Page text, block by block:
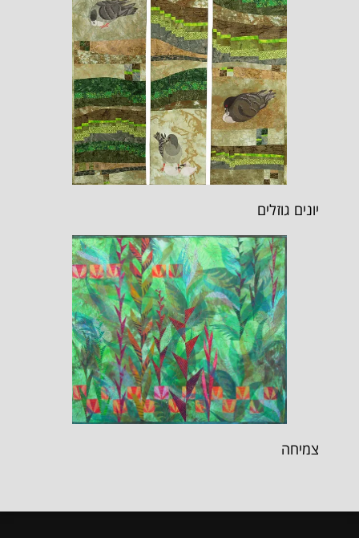
יונים גוזלים
צמיחה